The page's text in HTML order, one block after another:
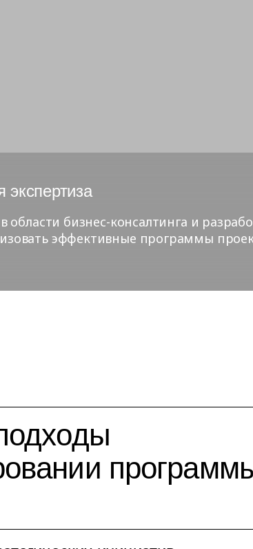
экспертиза
области бизнес-консалтинга и
эффективные программы